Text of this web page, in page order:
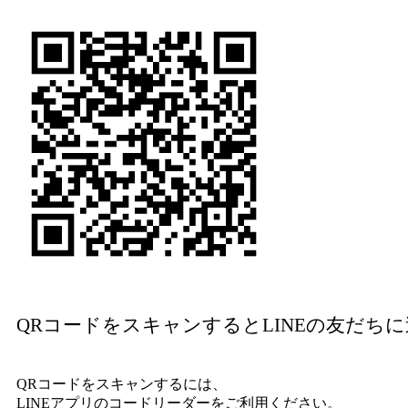
QRコードをスキャンするとLINEの友だち
QRコードをスキャンするには、
LINEアプリのコードリーダーをご利用ください。